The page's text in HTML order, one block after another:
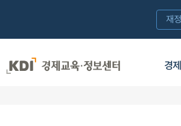
경
재